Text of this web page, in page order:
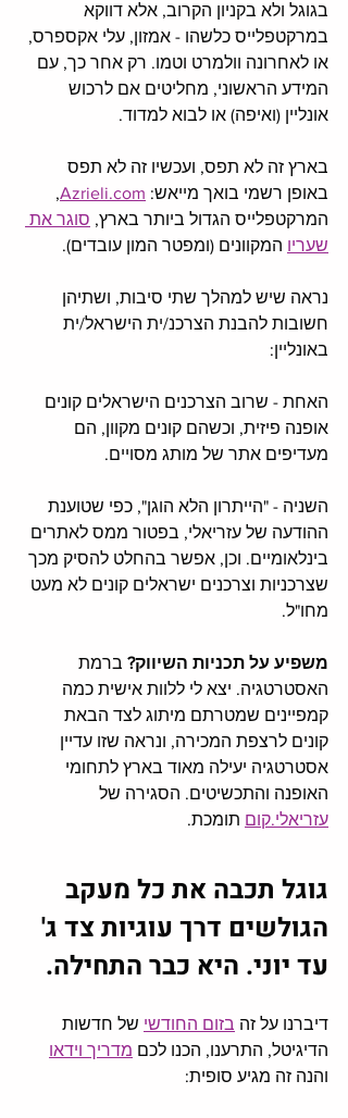
בגוגל ולא בקניון הקרוב, אלא דווקא
במרקטפלייס כלשהו - אמזון, עלי אקספרס,
או לאחרונה וולמרט וטמו. רק אחר כך, עם
המידע הראשוני, מחליטים אם לרכוש
אונליין (ואיפה) או לבוא למדוד.
בארץ זה לא תפס, ועכשיו זה לא תפס
באופן רשמי בואך מייאש: Azrieli.com
,
המרקטפלייס הגדול ביותר בארץ, סוגר את
שעריו המקוונים (ומפטר המון עובדים).
נראה שיש למהלך שתי סיבות, ושתיהן
חשובות להבנת הצרכנ/ית הישראל/ית
באונליין:
האחת - שרוב הצרכנים הישראלים קונים
אופנה פיזית, וכשהם קונים מקוון, הם
מעדיפים אתר של מותג מסויים.
השניה - "הייתרון הלא הוגן", כפי שטוענת
ההודעה של עזריאלי, בפטור ממס לאתרים
בינלאומיים. וכן, אפשר בהחלט להסיק מכך
שצרכניות וצרכנים ישראלים קונים לא מעט
מחו"ל.
משפיע על תכניות השיווק? ברמת
האסטרטגיה. יצא לי ללוות אישית כמה
קמפיינים שמטרתם מיתוג לצד הבאת
קונים לרצפת המכירה, ונראה שזו עדיין
אסטרטגיה יעילה מאוד בארץ לתחומי
האופנה והתכשיטים. הסגירה של
עזריאלי.קום תומכת.
גוגל תכבה את כל מעקב
הגולשים דרך עוגיות צד ג'
עד יוני. היא כבר התחילה.
דיברנו על זה בזום החודשי של חדשות
הדיגיטל, התרענו, הכנו לכם מדריך וידאו
והנה זה מגיע סופית: